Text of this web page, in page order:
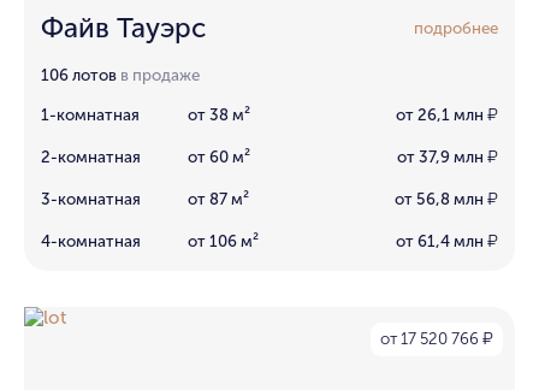
Файв Тауэрс подробнее
106 лотов в продаже
1-комнатная от 38 м² от 26,1 млн ₽
2-комнатная от 60 м² от 37,9 млн ₽
3-комнатная от 87 м² от 56,8 млн ₽
4-комнатная от 106 м² от 61,4 млн ₽
от 17 520 766 ₽